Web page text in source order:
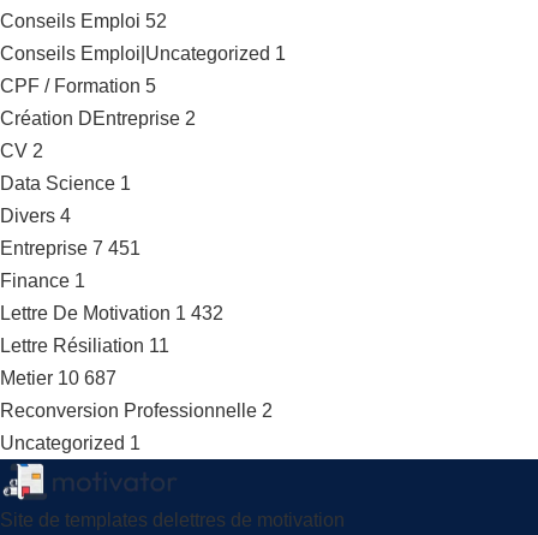
Conseils Emploi 52
Conseils Emploi|Uncategorized 1
CPF / Formation 5
Création DEntreprise 2
CV 2
Data Science 1
Divers 4
Entreprise 7 451
Finance 1
Lettre De Motivation 1 432
Lettre Résiliation 11
Metier 10 687
Reconversion Professionnelle 2
Uncategorized 1
Site de templates delettres de motivation